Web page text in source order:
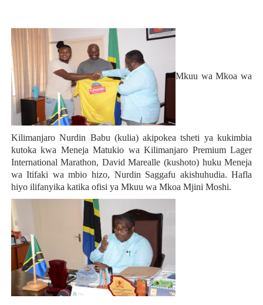
Mkuu wa Mkoa wa
Kilimanjaro Nurdin Babu (kulia) akipokea tsheti ya kukimbia
kutoka kwa Meneja Matukio wa Kilimanjaro Premium Lager
International Marathon, David Marealle (kushoto) huku Meneja
wa Itifaki wa mbio hizo, Nurdin Saggafu akishuhudia. Hafla
hiyo ilifanyika katika ofisi ya Mkuu wa Mkoa Mjini Moshi.